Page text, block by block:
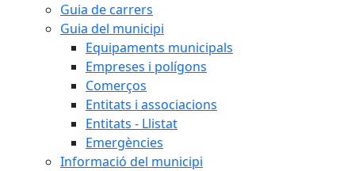
Guia de carrers
Guia del municipi
Equipaments municipals
Empreses i polígons
Comerços
Entitats i associacions
Entitats - Llistat
Emergències
Informació del municipi